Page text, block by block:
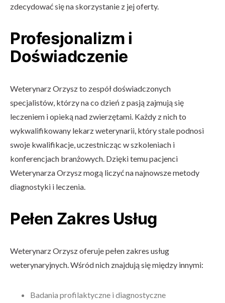
zdecydować się na skorzystanie z jej oferty.
Profesjonalizm i
Doświadczenie
Weterynarz Orzysz to zespół doświadczonych
specjalistów, którzy na co dzień z pasją zajmują się
leczeniem i opieką nad zwierzętami. Każdy z nich to
wykwalifikowany lekarz weterynarii, który stale podnosi
swoje kwalifikacje, uczestnicząc w szkoleniach i
konferencjach branżowych. Dzięki temu pacjenci
Weterynarza Orzysz mogą liczyć na najnowsze metody
diagnostyki i leczenia.
Pełen Zakres Usług
Weterynarz Orzysz oferuje pełen zakres usług
weterynaryjnych. Wśród nich znajdują się między innymi:
Badania profilaktyczne i diagnostyczne